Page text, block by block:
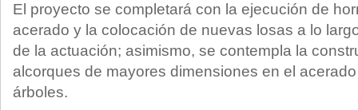
El proyecto se completará con la ejecución de
acerado y la colocación de nuevas losas a lo
de la actuación; asimismo, se contempla la
alcorques de mayores dimensiones en el
árboles.